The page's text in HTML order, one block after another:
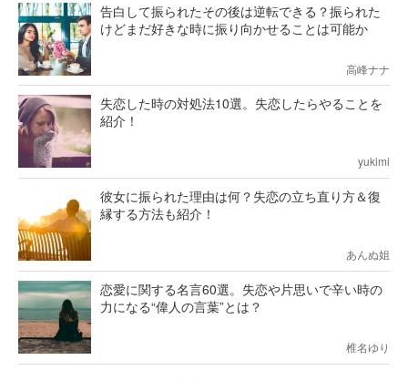
告白して振られたその後は逆転できる？振られた
けどまだ好きな時に振り向かせることは可能か
高峰ナナ
失恋した時の対処法10選。失恋したらやることを
紹介！
yukimi
彼女に振られた理由は何？失恋の立ち直り方＆復
縁する方法も紹介！
あんぬ姐
恋愛に関する名言60選。失恋や片思いで辛い時の
力になる“偉人の言葉”とは？
椎名ゆり